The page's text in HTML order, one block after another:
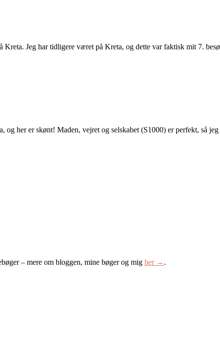
Kreta. Jeg har tidligere været på Kreta, og dette var faktisk mit 7.
og her er skønt! Maden, vejret og selskabet (S1000) er perfekt, så
– mere om bloggen, mine bøger og mig her → .